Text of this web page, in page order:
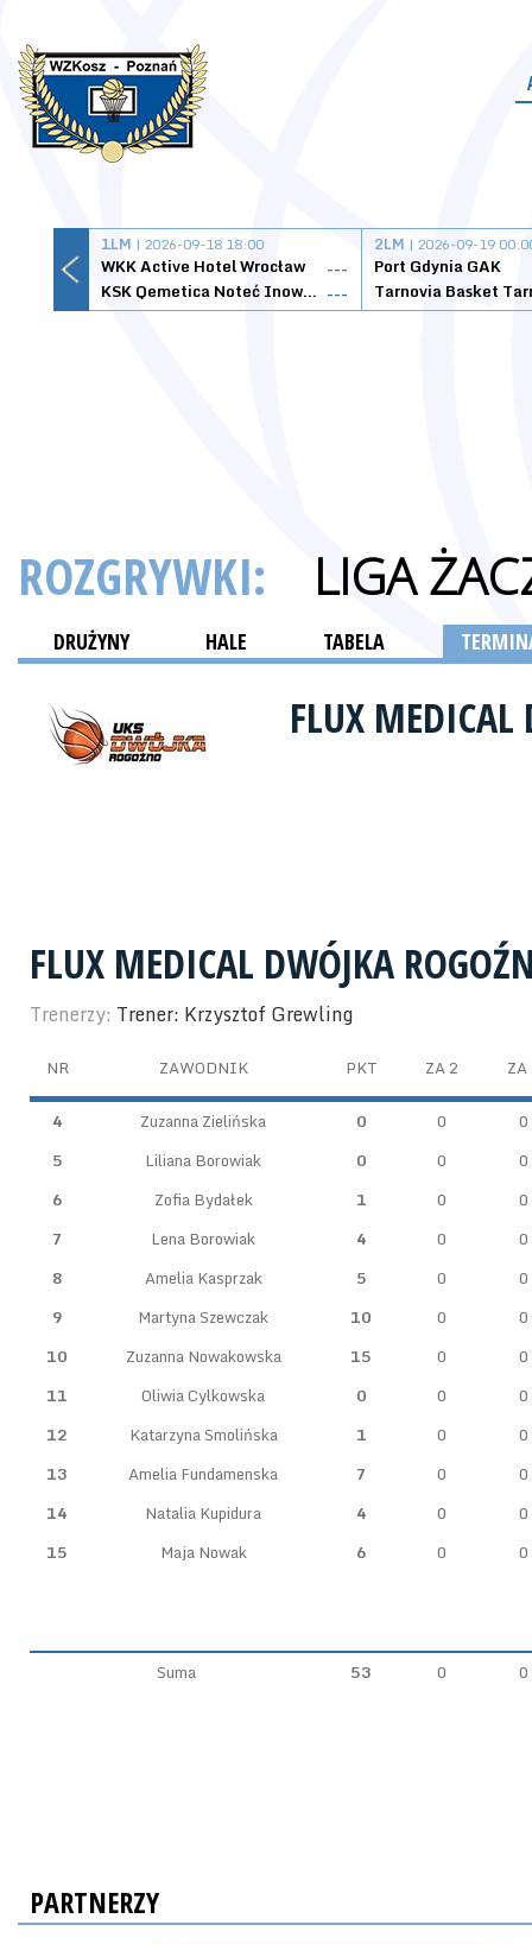
1LM | 2026-09-18 18:00
WKK Active Hotel Wrocław
---
KSK Qemetica Noteć Inowrocław ---
2LM | 2026-09-19
Port Gdynia GAK
ROZGRYWKI: LIGA
DRUŻYNY HALE TABELA
FLUX
FLUX MEDICAL DWÓJKA
Trenerzy: Trener: Krzysztof Grewling
NR ZAWODNIK PKT ZA 2 ZA
4 Zuzanna Zielińska 0 0
0
5
Liliana Borowiak 0 0
0
6
Zofia Bydałek 1 0
0
7
Lena Borowiak 4 0
0
8
Amelia Kasprzak 5 0
0
9
Martyna Szewczak 10 0
0
10
Zuzanna Nowakowska 15 0
0
11
Oliwia Cylkowska 0 0
0
12
Katarzyna Smolińska 1 0
0
13
Amelia Fundamenska 7 0
0
14
Natalia Kupidura 4 0
0
15
Maja Nowak 6 0 0
Suma 53 0 0
PARTNERZY